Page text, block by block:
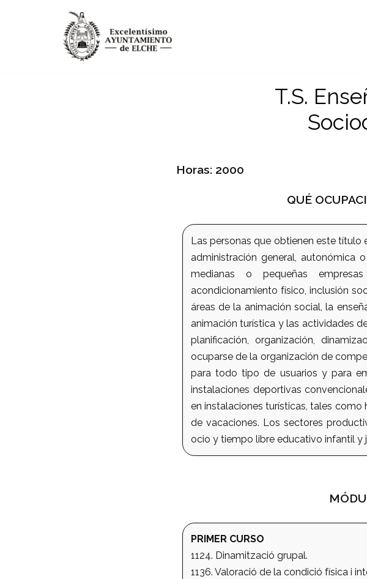
T.S.
Horas: 2000
QUÉ
Las personas que obtienen este
administración general, autonómica
medianas o pequeñas
acondicionamiento físico, inclusión
áreas de la animación social, la
animación turística y las actividades
planificación, organización,
ocuparse de la organización de
para todo tipo de usuarios y para
instalaciones deportivas
en instalaciones turísticas, tales
de vacaciones. Los sectores
ocio y tiempo libre educativo infantil y
PRIMER CURSO
1124. Dinamització grupal.
1136. Valoració de la condició física i